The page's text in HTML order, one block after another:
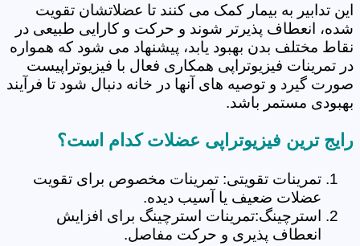
این تدابیر به بیمار کمک می کنند تا عضلاتشان تقویت
شده، انعطاف پذیرتر شوند و حرکت و کارایی طبیعی در
نقاط مختلف بدن بهبود یابد، پیشنهاد می شود که همواره
در تمرینات فیزیوتراپی همکاری فعال با فیزیوتراپیست
صورت گیرد و توصیه های آنها در خانه دنبال شود تا فرآیند
بهبودی مستمر باشد.
رایج ترین فیزیوتراپی عضلات کدام است؟
تمرینات تقویتی: تمرینات مخصوص برای تقویت
عضلات ضعیف یا آسیب دیده.
استرچینگ:تمرینات استرچینگ برای افزایش
انعطاف پذیری و حرکت مفاصل.